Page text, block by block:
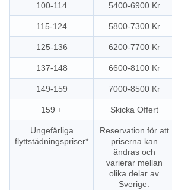
100-114 5400-6900 Kr
115-124 5800-7300 Kr
125-136 6200-7700 Kr
137-148 6600-8100 Kr
149-159 7000-8500 Kr
159 + Skicka Offert
Ungefärliga
flyttstädningspriser*
Reservation för att
priserna kan
ändras och
varierar mellan
olika delar av
Sverige.